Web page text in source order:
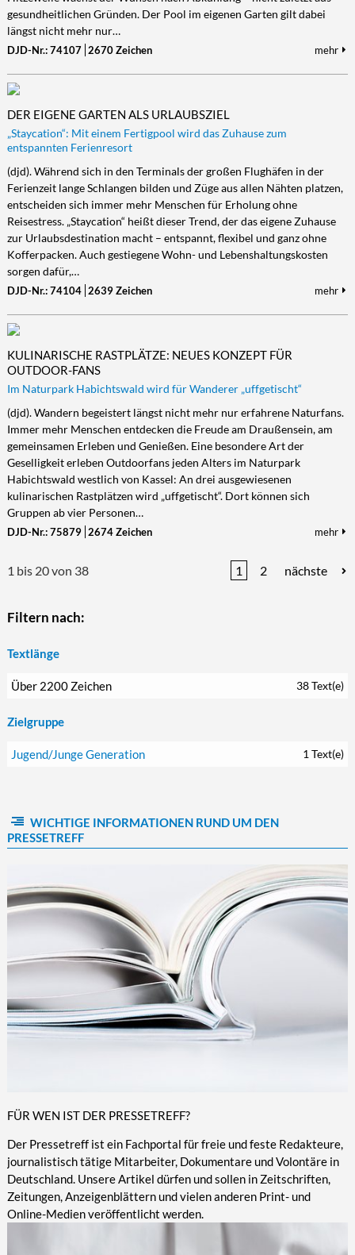
gesundheitlichen Gründen. Der Pool im eigenen Garten gilt dabei
längst nicht mehr nur…
DJD-Nr.: 74107 2670 Zeichen mehr
DER EIGENE GARTEN ALS URLAUBSZIEL
„Staycation“: Mit einem Fertigpool wird das Zuhause zum
entspannten Ferienresort
(djd). Während sich in den Terminals der großen Flughäfen in der
Ferienzeit lange Schlangen bilden und Züge aus allen Nähten platzen,
entscheiden sich immer mehr Menschen für Erholung ohne
Reisestress. „Staycation“ heißt dieser Trend, der das eigene Zuhause
zur Urlaubsdestination macht – entspannt, flexibel und ganz ohne
Kofferpacken. Auch gestiegene Wohn- und Lebenshaltungskosten
sorgen dafür,…
DJD-Nr.: 74104 2639 Zeichen mehr
KULINARISCHE RASTPLÄTZE: NEUES KONZEPT FÜR
OUTDOOR-FANS
Im Naturpark Habichtswald wird für Wanderer „uffgetischt“
(djd). Wandern begeistert längst nicht mehr nur erfahrene Naturfans.
Immer mehr Menschen entdecken die Freude am Draußensein, am
gemeinsamen Erleben und Genießen. Eine besondere Art der
Geselligkeit erleben Outdoorfans jeden Alters im Naturpark
Habichtswald westlich von Kassel: An drei ausgewiesenen
kulinarischen Rastplätzen wird „uffgetischt“. Dort können sich
Gruppen ab vier Personen…
DJD-Nr.: 75879 2674 Zeichen mehr
1 bis 20 von 38 1 2 nächste
Filtern nach:
Textlänge
Über 2200 Zeichen 38 Text(e)
Zielgruppe
Jugend/Junge Generation 1 Text(e)
WICHTIGE INFORMATIONEN RUND UM DEN
PRESSETREFF
FÜR WEN IST DER PRESSETREFF?
Der Pressetreff ist ein Fachportal für freie und feste Redakteure,
journalistisch tätige Mitarbeiter, Dokumentare und Volontäre in
Deutschland. Unsere Artikel dürfen und sollen in Zeitschriften,
Zeitungen, Anzeigenblättern und vielen anderen Print- und
Online-Medien veröffentlicht werden.